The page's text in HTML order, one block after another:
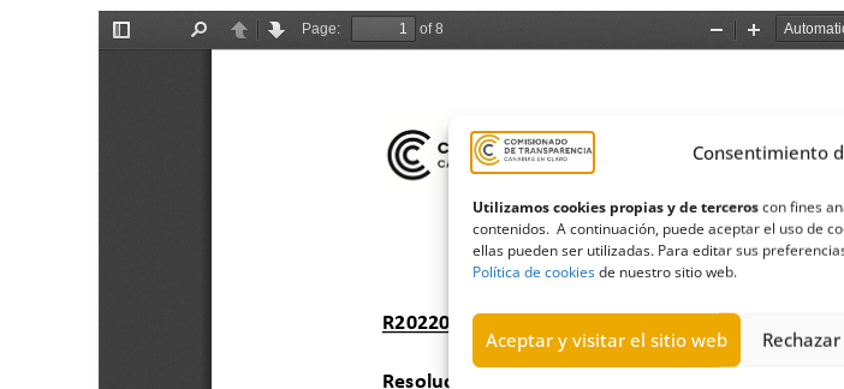
Consentimiento
Utilizamos cookies propias y de terceroscon fines
contenidos. A continuación, puede aceptar el uso de
ellas pueden ser utilizadas. Para editar sus
Política de cookiesde nuestro sitio web.
Aceptar y visitar el sitio web